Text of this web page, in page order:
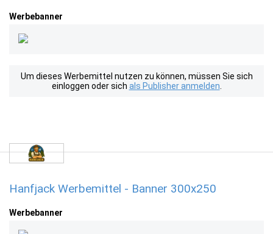
Werbebanner
Um dieses Werbemittel nutzen zu können, müssen Sie sich
einloggen oder sich als Publisher anmelden
Hanfjack Werbemittel - Banner 300x250
Werbebanner